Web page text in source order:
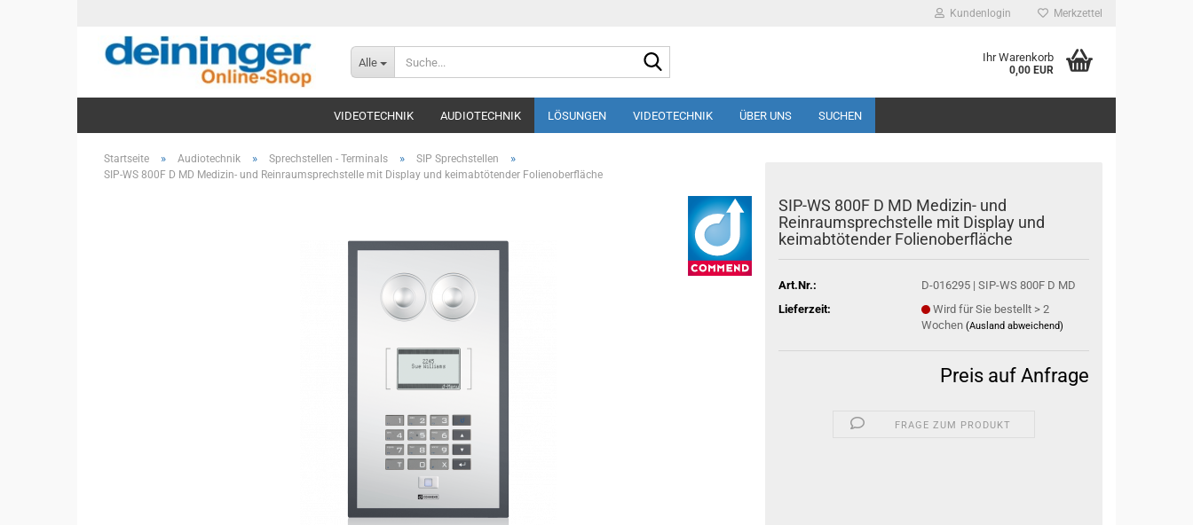
Kundenlogin Merkzettel
Alle Ihr Warenkorb
0,00 EUR
VIDEOTECHNIK AUDIOTECHNIK LÖSUNGEN VIDEOTECHNIK ÜBER UNS SUCHEN
Startseite » Audiotechnik » Sprechstellen - Terminals » SIP Sprechstellen »
SIP-WS 800F D MD Medizin- und Reinraumsprechstelle mit Display und keimabtötender Folienoberfläche
SIP-WS 800F D MD Medizin- und
Reinraumsprechstelle mit Display und
keimabtötender Folienoberfläche
Art.Nr.:
D-016295 | SIP-WS 800F D MD
Lieferzeit:
Wird für Sie bestellt > 2
Wochen (Ausland abweichend)
Preis auf Anfrage
FRAGE ZUM PRODUKT